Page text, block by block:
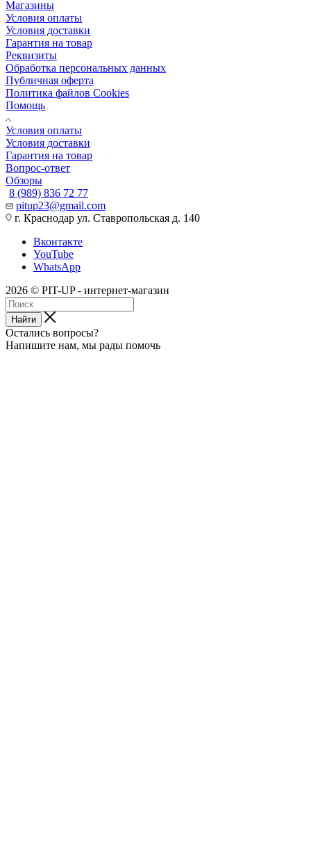
Магазины
Условия оплаты
Условия доставки
Гарантия на товар
Реквизиты
Обработка персональных данных
Публичная оферта
Политика файлов Cookies
Помощь
Условия оплаты
Условия доставки
Гарантия на товар
Вопрос-ответ
Обзоры
8 (989) 836 72 77
pitup23@gmail.com
г. Краснодар ул. Ставропольская д. 140
Вконтакте
YouTube
WhatsApp
2026 © PIT-UP - интернет-магазин
Найти
Остались вопросы?
Напишите нам, мы рады помочь